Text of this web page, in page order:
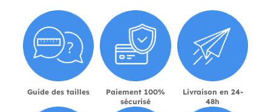
Guide des tailles
Paiement 100%
sécurisé
Livraison en 24-
48h